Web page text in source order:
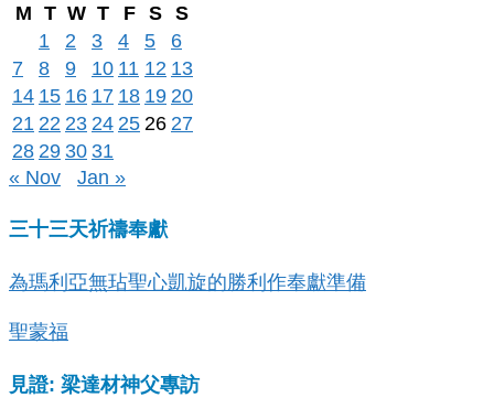
M T W T F S S
1
2 3 4 5
6
7
8 9 10 11 12 13
14 15 16 17 18 19 20
21 22 23 24 25 26 27
28 29 30 31
« Nov
Jan »
三十三天祈禱奉獻
為瑪利亞無玷聖心凱旋的勝利作奉獻準備
聖蒙福
見證: 梁達材神父專訪